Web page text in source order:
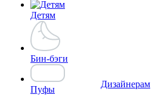
Детям
Бин-бэги
Пуфы
Дизайнерам